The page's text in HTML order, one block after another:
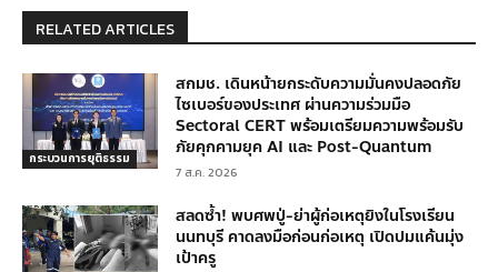
RELATED ARTICLES
กระบวนการยุติธรรม
สกมช. เดินหน้ายกระดับความมั่นคงปลอดภัย
ไซเบอร์ของประเทศ ผ่านความร่วมมือ
Sectoral CERT พร้อมเตรียมความพร้อมรับ
ภัยคุกคามยุค AI และ Post-Quantum
7 ส.ค. 2026
สลดซ้ำ! พบศพปู่-ย่าผู้ก่อเหตุยิงในโรงเรียน
นนทบุรี คาดลงมือก่อนก่อเหตุ เปิดปมแค้นมุ่ง
เป้าครู